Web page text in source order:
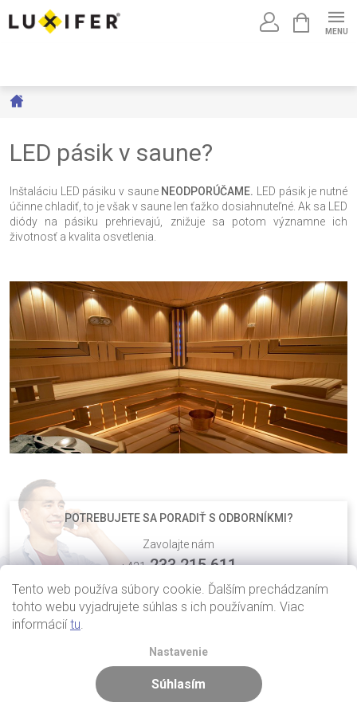
Tento web používa súbory cookie. Ďalším prechádzaním
tohto webu vyjadrujete súhlas s ich používaním. Viac
informáciítu.
Nastavenie
Súhlasím
KOŠÍK
LED pásik v saune?
Inštaláciu LED pásiku v saune NEODPORÚČAME.
LED pásik je nutné
účinne chladiť, to je však v saune len ťažko dosiahnuteľné. Ak sa LED
diódy na pásiku prehrievajú, znižuje sa potom významne ich
životnosť a kvalita osvetlenia.
POTREBUJETE SA PORADIŤ S ODBORNÍKMI?
Zavolajte nám
+421233 215 611
alebo napíšte
info@luxifer.sk